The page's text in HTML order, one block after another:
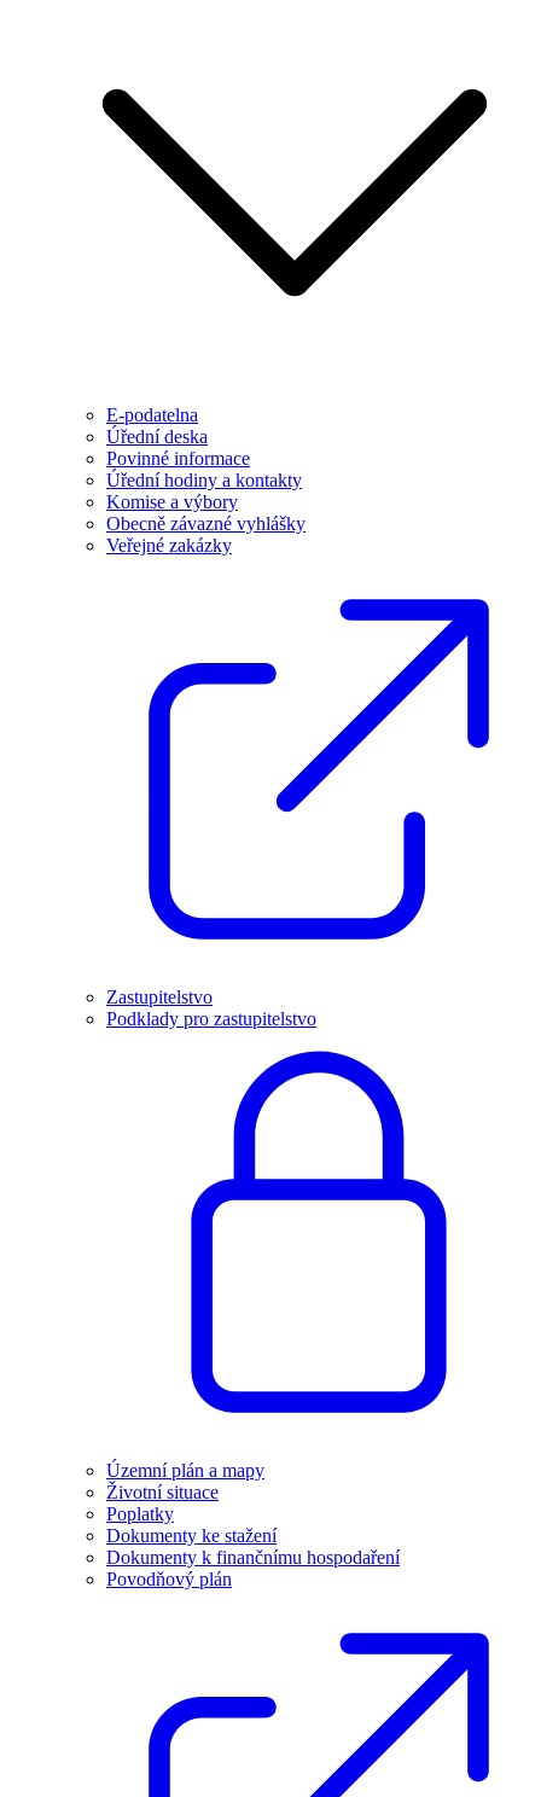
E-podatelna
Úřední deska
Povinné informace
Úřední hodiny a kontakty
Komise a výbory
Obecně závazné vyhlášky
Veřejné zakázky
Zastupitelstvo
Podklady pro zastupitelstvo
Územní plán a mapy
Životní situace
Poplatky
Dokumenty ke stažení
Dokumenty k finančnímu hospodaření
Povodňový plán